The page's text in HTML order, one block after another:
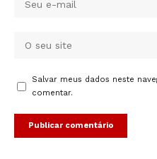
Salvar meus dados neste
comentar.